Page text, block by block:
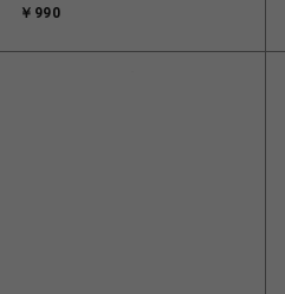
￥990